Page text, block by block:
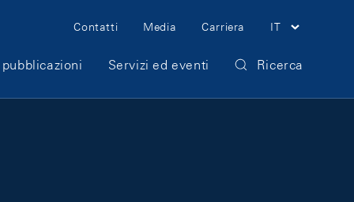
Meta Navigation
Contatti Media Carriera IT
Servizi ed eventi Ricerca